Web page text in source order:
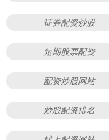
证券配资炒股
短期股票配资
配资炒股网站
炒股配资排名